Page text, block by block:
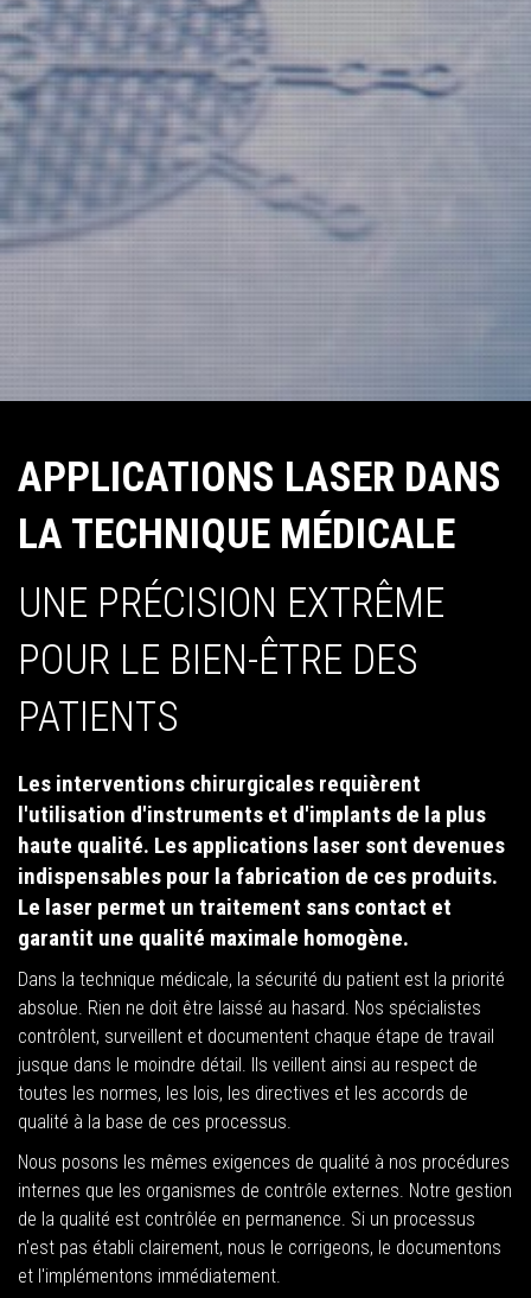
APPLICATIONS LASER DANS
LA TECHNIQUE MÉDICALE
UNE PRÉCISION EXTRÊME
POUR LE BIEN-ÊTRE DES
PATIENTS
Les interventions chirurgicales requièrent
l'utilisation d'instruments et d'implants de la plus
haute qualité. Les applications laser sont devenues
indispensables pour la fabrication de ces produits.
Le laser permet un traitement sans contact et
garantit une qualité maximale homogène.
Dans la technique médicale, la sécurité du patient est la priorité
absolue. Rien ne doit être laissé au hasard. Nos spécialistes
contrôlent, surveillent et documentent chaque étape de travail
jusque dans le moindre détail. Ils veillent ainsi au respect de
toutes les normes, les lois, les directives et les accords de
qualité à la base de ces processus.
Nous posons les mêmes exigences de qualité à nos procédures
internes que les organismes de contrôle externes. Notre gestion
de la qualité est contrôlée en permanence. Si un processus
n'est pas établi clairement, nous le corrigeons, le documentons
et l'implémentons immédiatement.